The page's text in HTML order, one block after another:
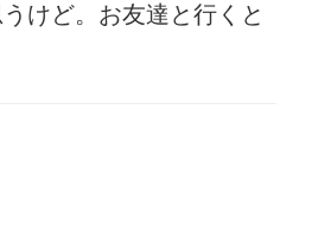
けど。お友達と行くと